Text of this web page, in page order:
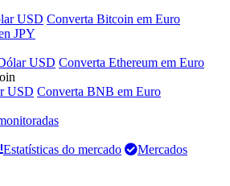
USD Converta Bitcoin em Euro
JPY
USD Converta Ethereum em Euro
USD Converta BNB em Euro
Estatísticas do mercado
Mercados